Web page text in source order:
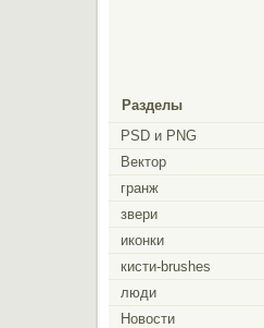
Разделы
PSD и PNG
Вектор
гранж
звери
иконки
кисти-brushes
люди
Новости